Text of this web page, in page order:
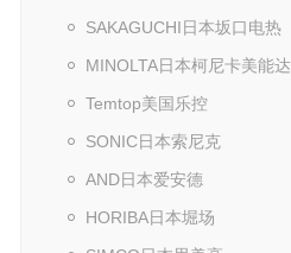
SAKAGUCHI日本坂口电热
MINOLTA日本柯尼卡美能达
Temtop美国乐控
SONIC日本索尼克
AND日本爱安德
HORIBA日本堀场